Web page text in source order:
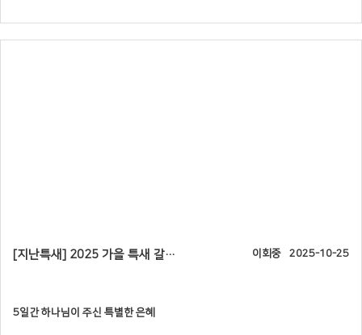
[지난특새] 2025 가을 특새 갈무리, 5일간 하나님이 주신 특별한 은혜 2025-10-25
이회중
5일간 하나님이 주신 특별한 은혜